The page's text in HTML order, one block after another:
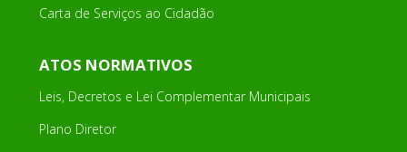
Carta de Serviços ao Cidadão
ATOS NORMATIVOS
Leis, Decretos e Lei Complementar Municipais
Plano Diretor